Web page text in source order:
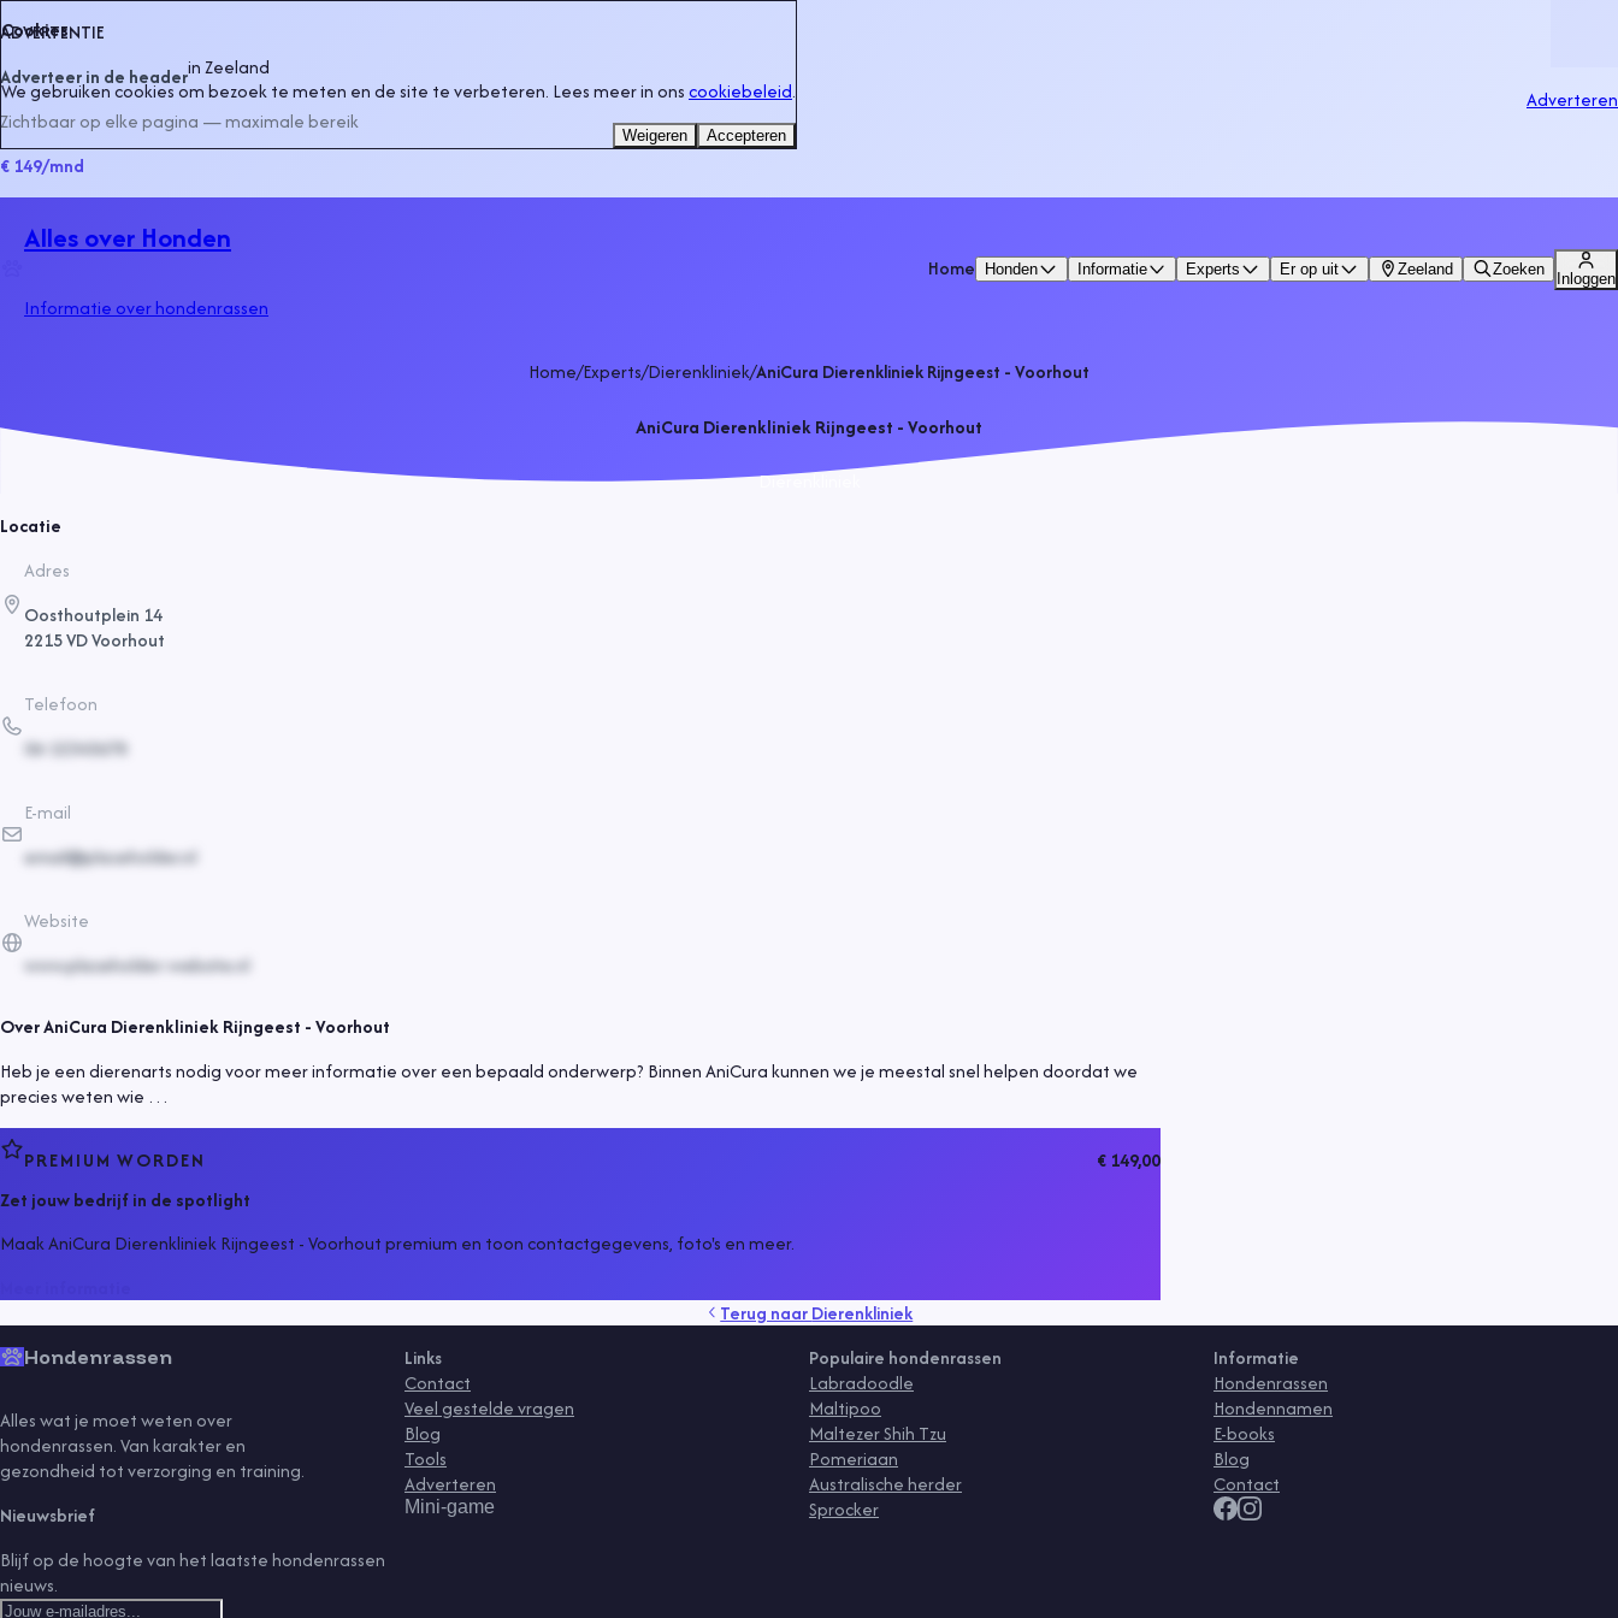
ADVERTENTIE
Adverteer in de headerinZeeland
Zichtbaar op elke pagina — maximale bereik
€ 149/mnd
Adverteren
Alles over Honden
Informatie over hondenrassen
Home Honden Informatie Experts Er op uit Zeeland Zoeken
Inloggen
Home/Experts/Dierenkliniek/AniCura Dierenkliniek Rijngeest - Voorhout
AniCura Dierenkliniek Rijngeest - Voorhout
Dierenkliniek
Locatie
Adres
Oosthoutplein 14
2215 VD Voorhout
Telefoon
06-12345678
E-mail
email@placeholder.nl
Website
www.placeholder-website.nl
OverAniCura Dierenkliniek Rijngeest - Voorhout
Heb je een dierenarts nodig voor meer informatie over een bepaald onderwerp? Binnen AniCura kunnen we je meestal snel helpen doordat we
precies weten wie …
PREMIUM WORDEN
Zet jouw bedrijf in de spotlight
Maak AniCura Dierenkliniek Rijngeest - Voorhout premium en toon contactgegevens, foto's en meer.
€ 149,00
Terug naarDierenkliniek
Hondenrassen
Alles wat je moet weten over
hondenrassen. Van karakter en
gezondheid tot verzorging en training.
Nieuwsbrief
Blijf op de hoogte van het laatste hondenrassen
nieuws.
Links
Contact
Veel gestelde vragen
Blog
Tools
Adverteren
Mini-game
Populaire hondenrassen
Labradoodle
Maltipoo
Maltezer Shih Tzu
Pomeriaan
Australische herder
Sprocker
Informatie
Hondenrassen
Hondennamen
E-books
Blog
Contact
Cookies
We gebruiken cookies om bezoek te meten en de site te verbeteren. Lees meer in onscookiebeleid.
Weigeren Accepteren